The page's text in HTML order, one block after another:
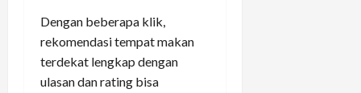
Dengan beberapa klik,
rekomendasi tempat makan
terdekat lengkap dengan
ulasan dan rating bisa